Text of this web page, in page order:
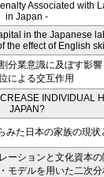
Associated with
in Japan -
in the Japanese
the effect of English
分業意識に及ぼす影
による交互作用
INDIVIDUAL
JAPAN?
みた日本の家族の現状
ーションと文化資本
モデルを用いた二次分